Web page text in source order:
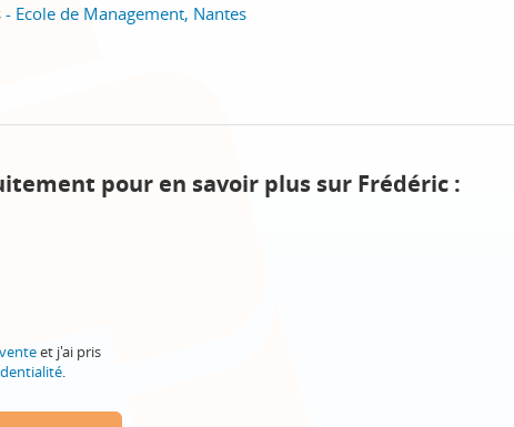
- Ecole de Management, Nantes
pour en savoir plus sur Frédéric :
et j'ai pris
.